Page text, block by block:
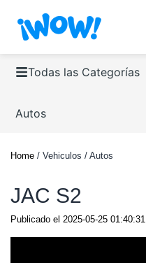
Todas las Categorías
Autos
Home / Vehiculos / Autos
JAC S2
Publicado el 2025-05-25 01:40:31